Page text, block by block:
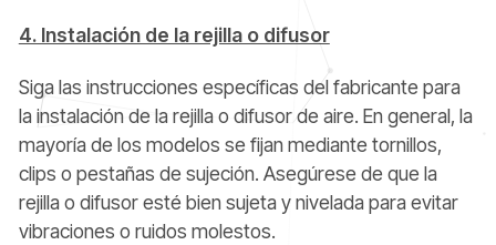
4. Instalación de la rejilla o difusor
Siga las instrucciones específicas del fabricante para
la instalación de la rejilla o difusor de aire. En general, la
mayoría de los modelos se fijan mediante tornillos,
clips o pestañas de sujeción. Asegúrese de que la
rejilla o difusor esté bien sujeta y nivelada para evitar
vibraciones o ruidos molestos.